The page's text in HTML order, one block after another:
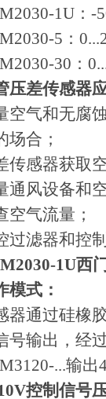
1U：-
5：
30：
压差传感器
空气和无腐
场合；
传感器获取
通风设备和
空气流量；
过滤器和控
1U西
模式：
器通过硅橡
号输出，经
...输出
控制信号